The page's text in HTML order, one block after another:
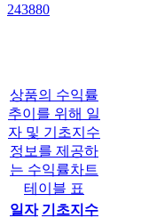
243880
상품의 수익률
추이를 위해 일
자 및 기초지수
정보를 제공하
는 수익률차트
테이블 표
일자 기초지수